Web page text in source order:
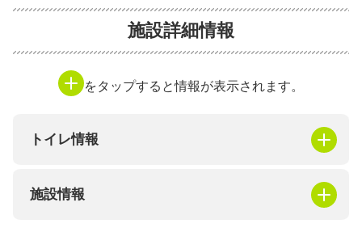
施設詳細情報
をタップすると情報が表示されます。
トイレ情報
施設情報